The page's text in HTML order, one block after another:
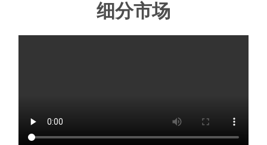
细分市场